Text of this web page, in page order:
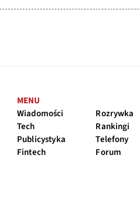
MENU
Wiadomości
Tech
Publicystyka
Fintech
Rozrywka
Rankingi
Telefony
Forum